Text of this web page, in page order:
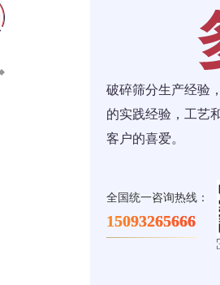
破碎筛分生产经验
的实践经验，工艺
客户的喜爱。
全国统一咨询热线：
15093265666